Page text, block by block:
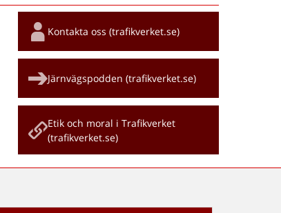
Snabblänkar
Kontakta oss (trafikverket.se)
Järnvägspodden (trafikverket.se)
Etik och moral i Trafikverket
(trafikverket.se)